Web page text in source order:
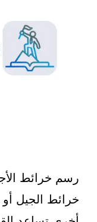
رسم خرائط
خرائط الجيل